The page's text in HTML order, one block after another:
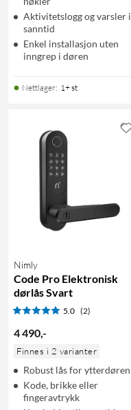
Aktivitetslogg og varsler i
sanntid
Enkel installasjon uten
inngrep i døren
Nettlager: 1+ st
Nimly
Code Pro Elektronisk
dørlås Svart
5.0 (2)
4 490,-
Finnes i 2 varianter
Robust lås for ytterdøren
Kode, brikke eller
fingeravtrykk